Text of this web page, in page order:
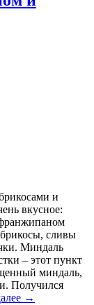
и
вкусное:
сливы
Миндаль
– этот пункт
миндаль,
Получился
→